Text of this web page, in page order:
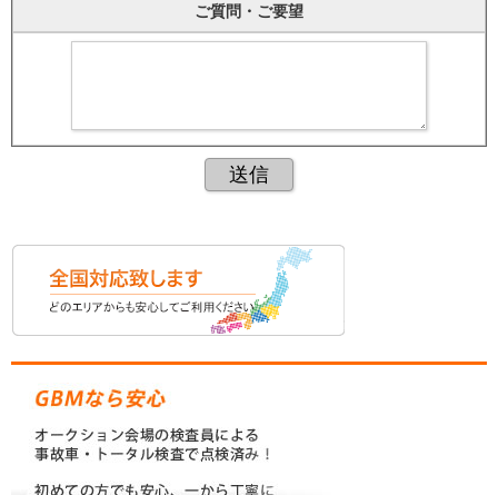
ご質問・ご要望